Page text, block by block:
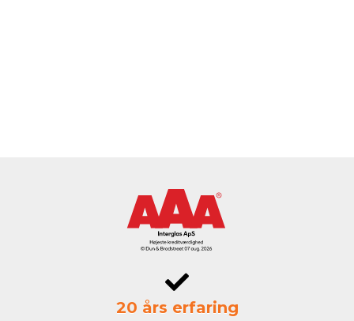
20 års erfaring